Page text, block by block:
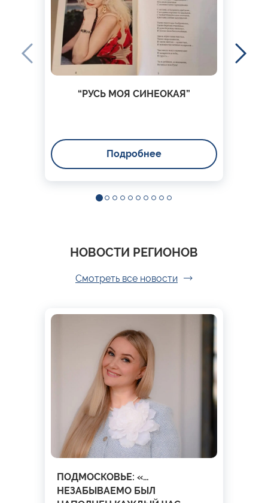
“РУСЬ МОЯ СИНЕОКАЯ”
Подробнее
НОВОСТИ РЕГИОНОВ
Смотреть все новости
ПОДМОСКОВЬЕ: «…
НЕЗАБЫВАЕМО БЫЛ